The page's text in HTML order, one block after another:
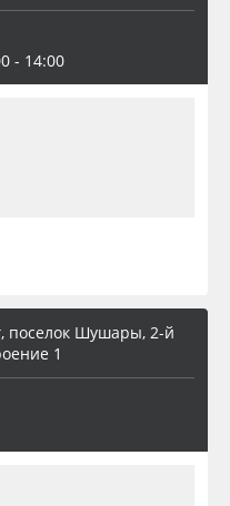
- 14:00
поселок Шушары, 2-й
1